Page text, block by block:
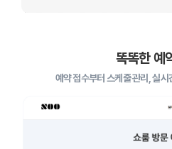
똑똑한 예
예약 접수부터 스케줄 관리, 실
ISMS 인증 정보
인증범위 : 클릭엔, 퍼스트몰,
유효기간 : 2023.08.02 ~